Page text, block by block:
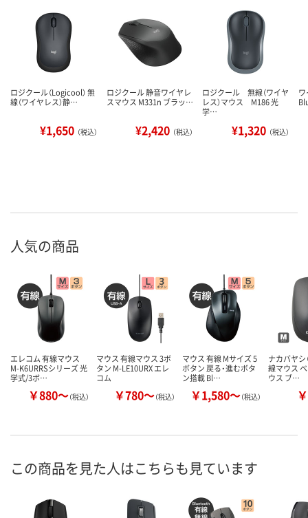
ロジクール（Logicool） 無
線（ワイヤレス）静…
¥1,650 （税込）
ロジクール 静音ワイヤレ
スマウス M331n ブラッ…
¥2,420 （税込）
ロジクール 無線（ワイヤ
レス）マウス M186 光
学…
¥1,320 （税込）
人気の商品
エレコム 有線マウス
M-K6URRSシリーズ 光
学式/3ボ…
￥880～（税込）
マウス 有線マウス 3ボ
タン M-LE10URX エレ
コム
￥780～（税込）
マウス 有線 Mサイズ 5
ボタン 戻る・進むボタ
ン搭載 Bl…
￥1,580～（税込）
ナカバヤシ
線マウス
ウス ブ…
この商品を見た人はこちらも見ています